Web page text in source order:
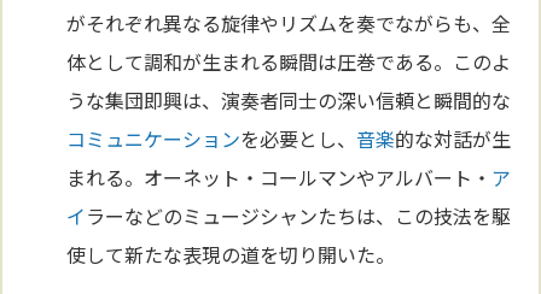
がそれぞれ異なる旋律やリズムを奏でながらも、全
体として調和が生まれる瞬間は圧巻である。このよ
うな集団即興は、演奏者同士の深い信頼と瞬間的な
コミュニケーションを必要とし、音楽的な対話が生
まれる。オーネット・コールマンやアルバート・ ア
イラーなどのミュージシャンたちは、この技法を駆
使して新たな表現の道を切り開いた。